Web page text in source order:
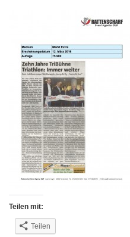
Teilen mit:
Teilen